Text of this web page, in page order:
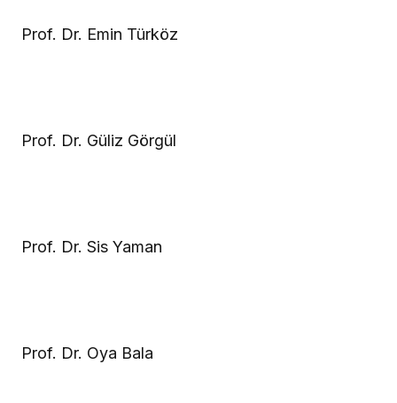
Prof. Dr. Emin Türköz
Prof. Dr. Güliz Görgül
Prof. Dr. Sis Yaman
Prof. Dr. Oya Bala